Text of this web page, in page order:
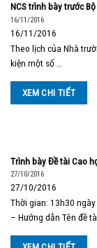
NCS trình bày trước
16/11/2016
16/11/2016
Theo lịch của Nhà
kiện một số …
XEM CHI TIẾT
Trình bày Đề tài Cao
27/10/2016
27/10/2016
Thời gian: 13h30
– Hướng dẫn Tên đề